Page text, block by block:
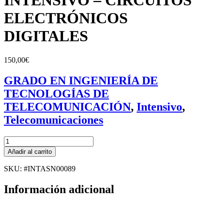
ELECTRÓNICOS
DIGITALES
150,00€
GRADO EN INGENIERÍA DE
TECNOLOGÍAS DE
TELECOMUNICACIÓN, Intensivo,
Telecomunicaciones
INTENSIVO
-
CIRCUITOS
ELECTRÓNICOS
cantidad
Añadir al carrito
SKU: #INTASN00089
Información adicional